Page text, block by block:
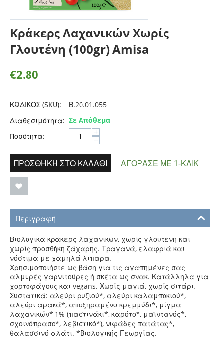
Κράκερς Λαχανικών Χωρίς
Γλουτένη (100gr) Amisa
€2.80
ΚΩΔΙΚΟΣ (SKU):
Β.20.01.055
Διαθεσιμότητα: Σε Απόθεμα
Ποσότητα:
+
−
ΠΡΟΣΘΉΚΗ ΣΤΟ ΚΑΛΆΘΙ ΑΓΌΡΑΣΕ ΜΕ 1-ΚΛΙΚ
Περιγραφή
Βιολογικά κράκερς λαχανικών, χωρίς γλουτένη και
χωρίς προσθήκη ζάχαρης. Τραγανά, ελαφριά και
νόστιμα με χαμηλά λιπαρα.
Χρησιμοποιήστε ως βάση για τις αγαπημένες σας
αλμυρές γαρνιτούρες ή σκέτα ως σνακ. Κατάλληλα για
χορτοφάγους και vegans. Χωρίς μαγιά, χωρίς σιτάρι.
Συστατικά: αλεύρι ρυζιού*, αλεύρι καλαμποκιού*,
αλεύρι αρακά*, αποξηραμένο κρεμμύδι*, μίγμα
λαχανικών* 1% (παστινάκι*, καρότο*, μαϊντανός*,
σχοινόπρασο*, λεβιστικό*), νιφάδες πατάτας*,
θαλασσινό αλάτι. *Βιολογικής Γεωργίας.